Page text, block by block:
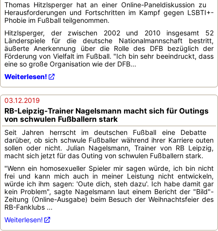
Thomas Hitzlsperger hat an einer Online-Paneldiskussion zu
Herausforderungen und Fortschritten im Kampf gegen LSBTI+-
Phobie im Fußball teilgenommen.
Hitzlsperger, der zwischen 2002 und 2010 insgesamt 52
Länderspiele für die deutsche Nationalmannschaft bestritt,
äußerte Anerkennung über die Rolle des DFB bezüglich der
Förderung von Vielfalt im Fußball. "Ich bin sehr beeindruckt, dass
eine so große Organisation wie der DFB...
Weiterlesen!
03.12.2019
RB-Leipzig-Trainer Nagelsmann macht sich für Outings
von schwulen Fußballern stark
Seit Jahren herrscht im deutschen Fußball eine Debatte
darüber, ob sich schwule Fußballer während ihrer Karriere outen
sollen oder nicht. Julian Nagelsmann, Trainer von RB Leipzig,
macht sich jetzt für das Outing von schwulen Fußballern stark.
"Wenn ein homosexueller Spieler mir sagen würde, ich bin nicht
frei und kann mich auch in meiner Leistung nicht entwickeln,
würde ich ihm sagen: 'Oute dich, steh dazu'. Ich habe damit gar
kein Problem", sagte Nagelsmann laut einem Bericht der "Bild"-
Zeitung (Online-Ausgabe) beim Besuch der Weihnachtsfeier des
RB-Fanklubs ...
Weiterlesen!